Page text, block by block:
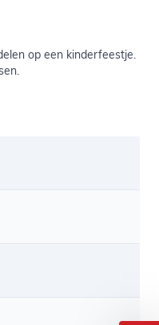
op een kinderfeestje.